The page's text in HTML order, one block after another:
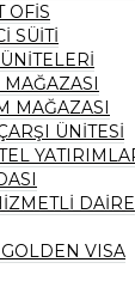
OFİS
SÜİTİ
MAĞAZASI
MAĞAZASI
ÜNİTESİ
DAİRE
VISA